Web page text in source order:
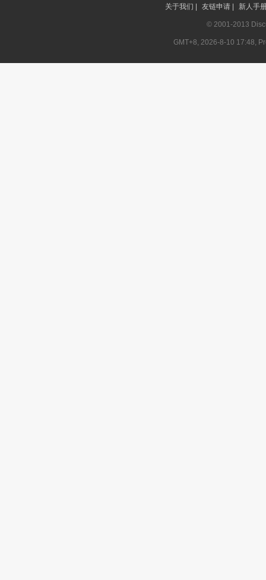
关于我们 | 友链申请 | 新人手
© 2001-2013
GMT+8, 2026-8-10 17:48,